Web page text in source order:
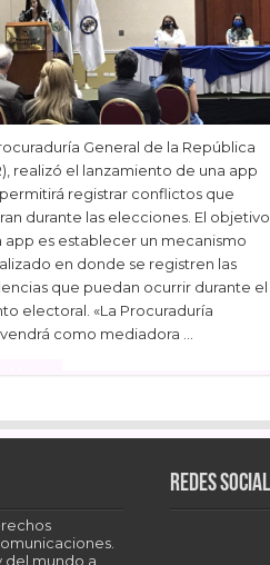
General de la República
realizó el lanzamiento de una app
registrar conflictos que
durante las elecciones. El objetivo
app es establecer un mecanismo
en donde se registren las
que puedan ocurrir durante el
electoral. «La Procuraduría
como mediadora …
del mundo a
Redes